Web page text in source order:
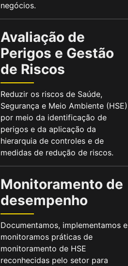
negócios.
Avaliação de
Perigos e Gestão
de Riscos
Reduzir os riscos de Saúde,
Segurança e Meio Ambiente (HSE)
por meio da identificação de
perigos e da aplicação da
hierarquia de controles e de
medidas de redução de riscos.
Monitoramento de
desempenho
Documentamos, implementamos e
monitoramos práticas de
monitoramento de HSE
reconhecidas pelo setor para